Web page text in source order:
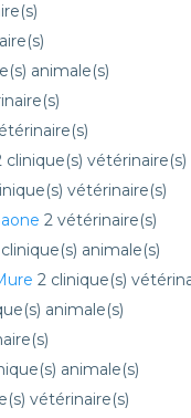
animale(s)
clinique(s) vétérinaire(s)
vétérinaire(s)
2 vétérinaire(s)
animale(s)
2 clinique(s)
animale(s)
animale(s)
vétérinaire(s)